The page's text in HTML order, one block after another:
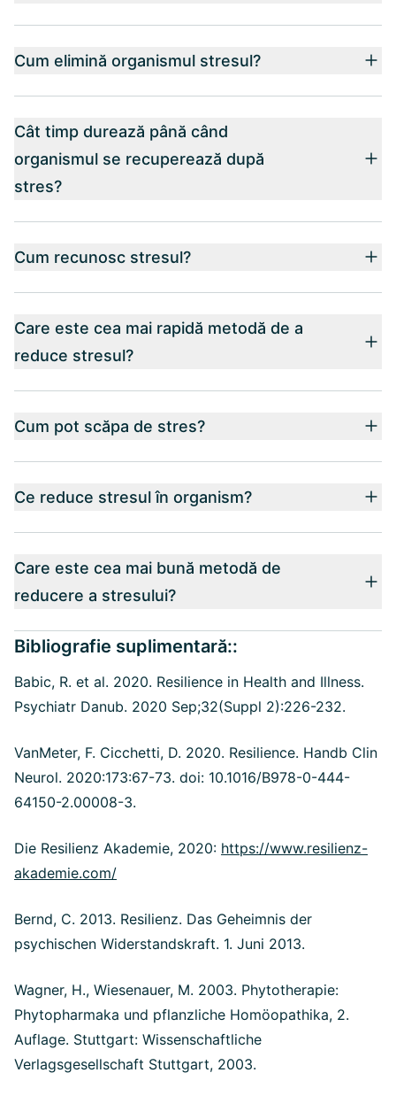
Cum elimină organismul stresul?
Cât timp durează până când
organismul se recuperează după
stres?
Cum recunosc stresul?
Care este cea mai rapidă metodă de a
reduce stresul?
Cum pot scăpa de stres?
Ce reduce stresul în organism?
Care este cea mai bună metodă de
reducere a stresului?
Bibliografie suplimentară::
Babic, R. et al. 2020. Resilience in Health and Illness.
Psychiatr Danub. 2020 Sep;32(Suppl 2):226-232.
VanMeter, F. Cicchetti, D. 2020. Resilience. Handb Clin
Neurol. 2020:173:67-73. doi: 10.1016/B978-0-444-
64150-2.00008-3.
Die Resilienz Akademie, 2020: https://www.resilienz-
akademie.com/
Bernd, C. 2013. Resilienz. Das Geheimnis der
psychischen Widerstandskraft. 1. Juni 2013.
Wagner, H., Wiesenauer, M. 2003. Phytotherapie:
Phytopharmaka und pflanzliche Homöopathika, 2.
Auflage. Stuttgart: Wissenschaftliche
Verlagsgesellschaft Stuttgart, 2003.